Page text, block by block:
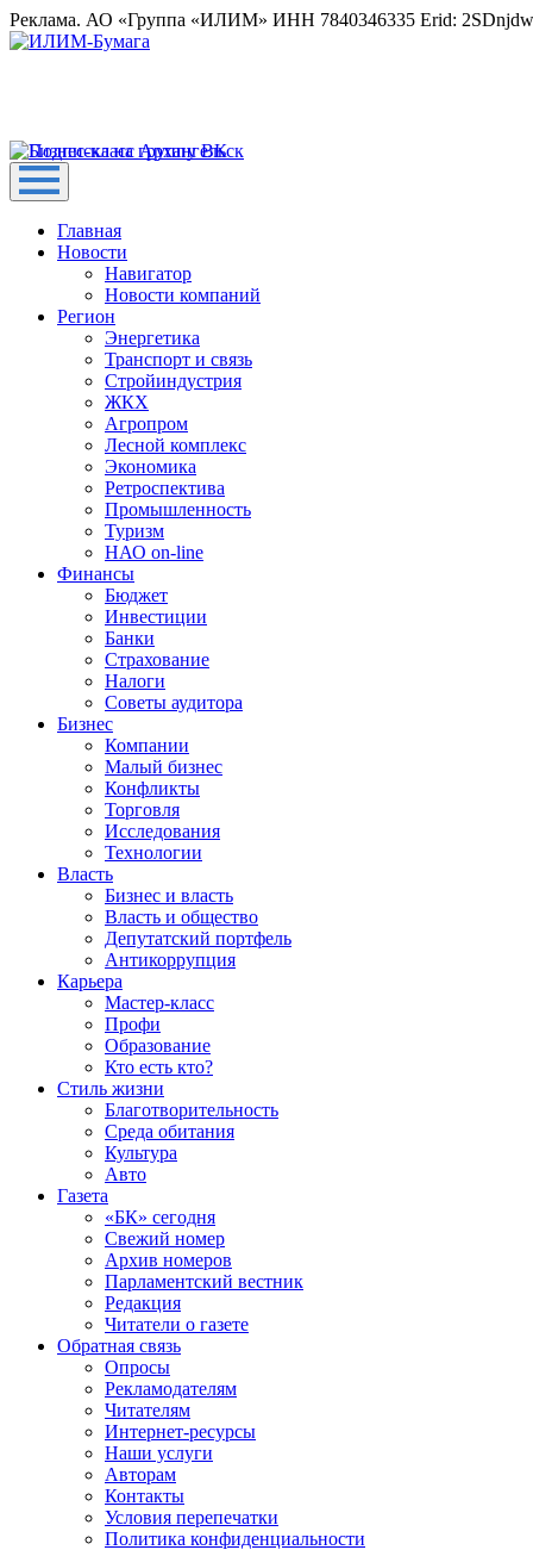
Реклама. АО «Группа «ИЛИМ» ИНН 7840346335 Erid:
Главная
Новости
Навигатор
Новости компаний
Регион
Энергетика
Транспорт и связь
Стройиндустрия
ЖКХ
Агропром
Лесной комплекс
Экономика
Ретроспектива
Промышленность
Туризм
НАО on-line
Финансы
Бюджет
Инвестиции
Банки
Страхование
Налоги
Советы аудитора
Бизнес
Компании
Малый бизнес
Конфликты
Торговля
Исследования
Технологии
Власть
Бизнес и власть
Власть и общество
Депутатский портфель
Антикоррупция
Карьера
Мастер-класс
Профи
Образование
Кто есть кто?
Стиль жизни
Благотворительность
Среда обитания
Культура
Авто
Газета
«БК» сегодня
Свежий номер
Архив номеров
Парламентский вестник
Редакция
Читатели о газете
Обратная связь
Опросы
Рекламодателям
Читателям
Интернет-ресурсы
Наши услуги
Авторам
Контакты
Условия перепечатки
Политика конфиденциальности